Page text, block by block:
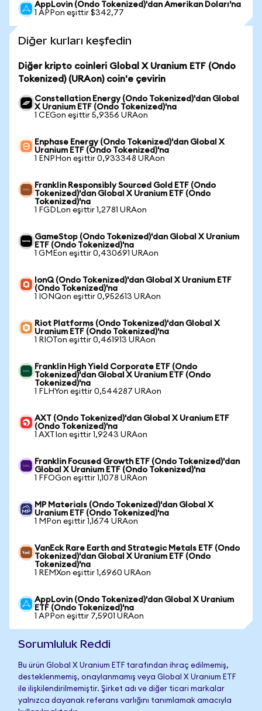
AppLovin (Ondo Tokenized)'dan Amerikan Doları'na
1 APPon eşittir $342,77
Diğer kurları keşfedin
Diğer kripto coinleri Global X Uranium ETF (Ondo
Tokenized) (URAon) coin'e çevirin
Constellation Energy (Ondo Tokenized)'dan Global
X Uranium ETF (Ondo Tokenized)'na
1 CEGon eşittir 5,9356 URAon
Enphase Energy (Ondo Tokenized)'dan Global X
Uranium ETF (Ondo Tokenized)'na
1 ENPHon eşittir 0,933348 URAon
Franklin Responsibly Sourced Gold ETF (Ondo
Tokenized)'dan Global X Uranium ETF (Ondo
Tokenized)'na
1 FGDLon eşittir 1,2781 URAon
GameStop (Ondo Tokenized)'dan Global X Uranium
ETF (Ondo Tokenized)'na
1 GMEon eşittir 0,430691 URAon
IonQ (Ondo Tokenized)'dan Global X Uranium ETF
(Ondo Tokenized)'na
1 IONQon eşittir 0,952613 URAon
Riot Platforms (Ondo Tokenized)'dan Global X
Uranium ETF (Ondo Tokenized)'na
1 RIOTon eşittir 0,461913 URAon
Franklin High Yield Corporate ETF (Ondo
Tokenized)'dan Global X Uranium ETF (Ondo
Tokenized)'na
1 FLHYon eşittir 0,544287 URAon
AXT (Ondo Tokenized)'dan Global X Uranium ETF
(Ondo Tokenized)'na
1 AXTIon eşittir 1,9243 URAon
Franklin Focused Growth ETF (Ondo Tokenized)'dan
Global X Uranium ETF (Ondo Tokenized)'na
1 FFOGon eşittir 1,1078 URAon
MP Materials (Ondo Tokenized)'dan Global X
Uranium ETF (Ondo Tokenized)'na
1 MPon eşittir 1,1674 URAon
VanEck Rare Earth and Strategic Metals ETF (Ondo
Tokenized)'dan Global X Uranium ETF (Ondo
Tokenized)'na
1 REMXon eşittir 1,6960 URAon
AppLovin (Ondo Tokenized)'dan Global X Uranium
ETF (Ondo Tokenized)'na
1 APPon eşittir 7,5901 URAon
Sorumluluk Reddi
Bu ürün Global X Uranium ETF tarafından ihraç edilmemiş,
desteklenmemiş, onaylanmamış veya Global X Uranium ETF
ile ilişkilendirilmemiştir. Şirket adı ve diğer ticari markalar
yalnızca dayanak referans varlığını tanımlamak amacıyla